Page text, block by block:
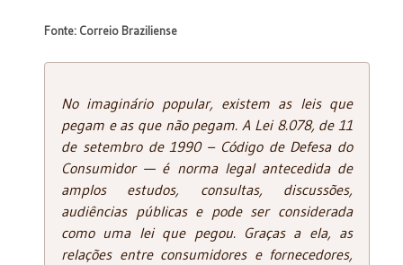
Fonte: Correio Braziliense
No imaginário popular, existem as leis que
pegam e as que não pegam. A Lei 8.078, de 11
de setembro de 1990 – Código de Defesa do
Consumidor — é norma legal antecedida de
amplos estudos, consultas, discussões,
audiências públicas e pode ser considerada
como uma lei que pegou. Graças a ela, as
relações entre consumidores e fornecedores,